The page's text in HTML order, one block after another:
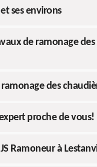
ses environs
de ramonage
des
proche de vous!
Ramoneur à